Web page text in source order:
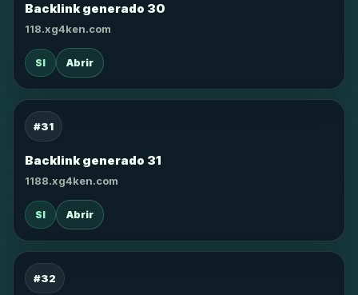
Backlink generado 30
118.xg4ken.com
SI Abrir
#31
Backlink generado 31
1188.xg4ken.com
SI Abrir
#32